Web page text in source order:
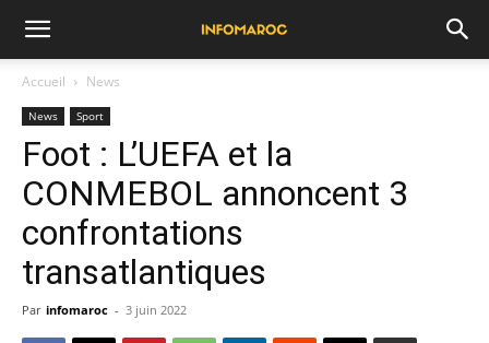
Accueil News
News Sport
Foot : L’UEFA et la
CONMEBOL annoncent 3
confrontations
transatlantiques
Par infomaroc - 3 juin 2022